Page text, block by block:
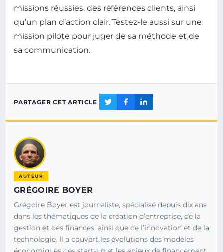
missions réussies, des références clients, ainsi
qu’un plan d’action clair. Testez-le aussi sur une
mission pilote pour juger de sa méthode et de
sa communication.
PARTAGER CET ARTICLE
AUTEUR
GRÉGOIRE BOYER
Grégoire Boyer est journaliste, spécialisé depuis dix ans
dans les thématiques de la création d’entreprise, de la
gestion et des finances, ainsi que de l’innovation et de la
technologie. Il a couvert les évolutions des modèles